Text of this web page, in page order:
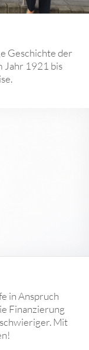
Geschichte der
Jahr 1921 bis
in Anspruch
Finanzierung
Mit